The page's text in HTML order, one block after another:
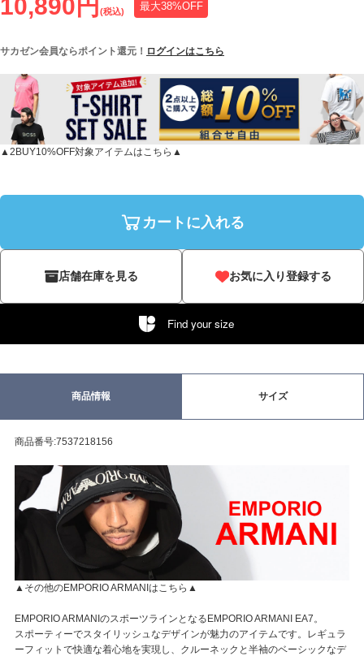
10,890円 (税込) 最大38%OFF
サカゼン会員ならポイント還元！ ログインはこちら
▲2BUY10%OFF対象アイテムはこちら▲
カートに入れる
店舗在庫を見る お気に入り登録する
Find your size
商品情報 サイズ
商品番号:7537218156
▲その他のEMPORIO ARMANIはこちら▲
EMPORIO ARMANIのスポーツラインとなるEMPORIO ARMANI EA7。
スポーティーでスタイリッシュなデザインが魅力のアイテムです。レギュラ
ーフィットで快適な着心地を実現し、クルーネックと半袖のベーシックなデ